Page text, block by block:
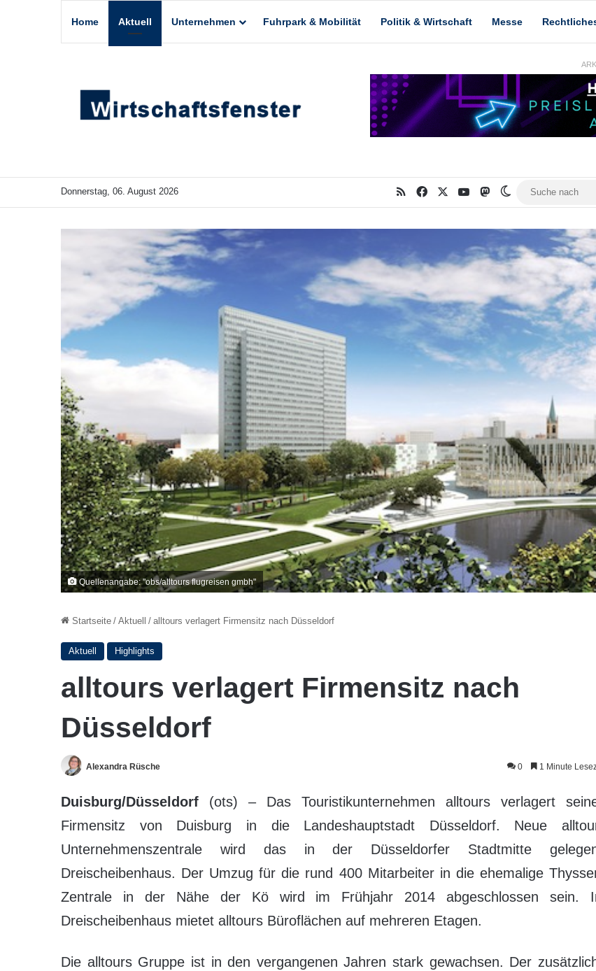
Home Aktuell Unternehmen Fuhrpark & Mobilität Politik & Wirtschaft Messe
Donnerstag, 06. August 2026 RSS Facebook YouTubeMastodonSkin umschalten
Quellenangabe: "obs/alltours flugreisen gmbh"
Startseite / Aktuell / alltours verlagert Firmensitz nach Düsseldorf
Aktuell Highlights
alltours verlagert Firmensitz nach
Düsseldorf
Alexandra Rüsche 0 1 Minute
Duisburg/Düsseldorf (ots) – Das Touristikunternehmen alltours verlagert
Firmensitz von Duisburg in die Landeshauptstadt Düsseldorf. Neue
Unternehmenszentrale wird das in der Düsseldorfer Stadtmitte
Dreischeibenhaus. Der Umzug für die rund 400 Mitarbeiter in die ehemalige
Zentrale in der Nähe der Kö wird im Frühjahr 2014 abgeschlossen sein.
Dreischeibenhaus mietet alltours Büroflächen auf mehreren Etagen.
Die alltours Gruppe ist in den vergangenen Jahren stark gewachsen. Der